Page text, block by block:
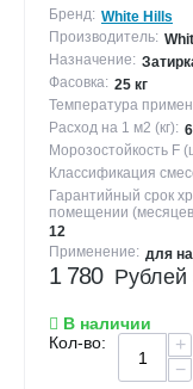
Бренд: White Hills
Производитель:
Назначение:
Фасовка: 25 кг
Температура
Расход на 1 м2 (кг):
Морозостойкость F
Классификация
Гарантийный срок
помещении
12
Применение: для
1 780 Рублей
В наличии
Кол-во:
+
−